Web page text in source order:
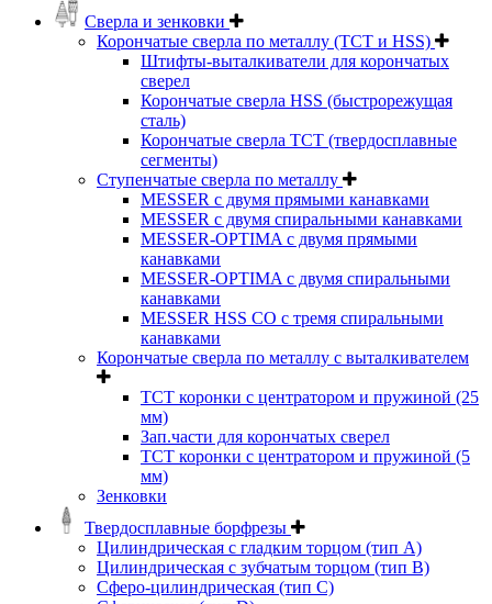
Сверла и зенковки
Корончатые сверла по металлу (TCT и HSS)
Штифты-выталкиватели для корончатых
сверел
Корончатые сверла HSS (быстрорежущая
сталь)
Корончатые сверла TCT (твердосплавные
сегменты)
Ступенчатые сверла по металлу
MESSER с двумя прямыми канавками
MESSER с двумя спиральными канавками
MESSER-OPTIMA с двумя прямыми
канавками
MESSER-OPTIMA с двумя спиральными
канавками
MESSER HSS CО с тремя спиральными
канавками
Корончатые сверла по металлу c выталкивателем
ТСТ коронки с центратором и пружиной (25
мм)
Зап.части для корончатых сверел
ТСТ коронки с центратором и пружиной (5
мм)
Зенковки
Твердосплавные борфрезы
Цилиндрическая с гладким торцом (тип А)
Цилиндрическая с зубчатым торцом (тип В)
Сферо-цилиндрическая (тип С)